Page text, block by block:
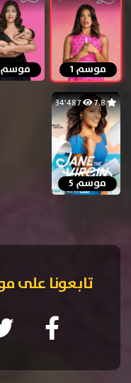
موسم 1 موسم 2
7.8
موسم 5
تابعونا على